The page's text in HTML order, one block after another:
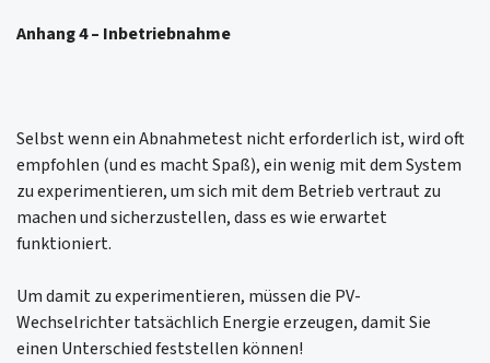
Anhang 4 – Inbetriebnahme
Selbst wenn ein Abnahmetest nicht erforderlich ist, wird oft
empfohlen (und es macht Spaß), ein wenig mit dem System
zu experimentieren, um sich mit dem Betrieb vertraut zu
machen und sicherzustellen, dass es wie erwartet
funktioniert.
Um damit zu experimentieren, müssen die PV-
Wechselrichter tatsächlich Energie erzeugen, damit Sie
einen Unterschied feststellen können!